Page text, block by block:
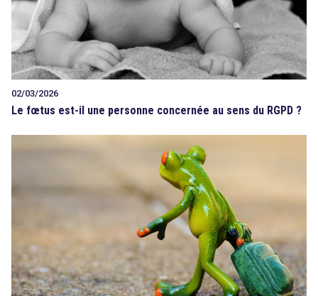
02/03/2026
Le fœtus est-il une personne concernée au sens du RGPD ?